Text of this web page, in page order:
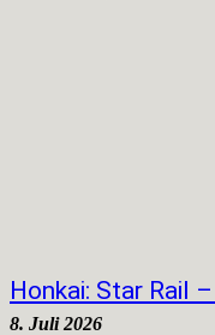
Honkai: Star Rail
8. Juli 2026